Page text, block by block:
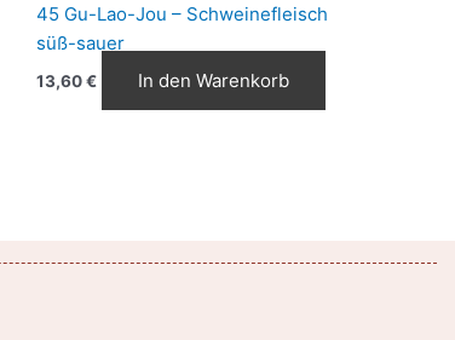
45 Gu-Lao-Jou – Schweinefleisch
süß-sauer
13,60€ In den Warenkorb